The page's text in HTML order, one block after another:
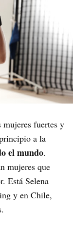
mujeres fuertes y
a la
el mundo.
mujeres que
Está Selena
y en Chile,